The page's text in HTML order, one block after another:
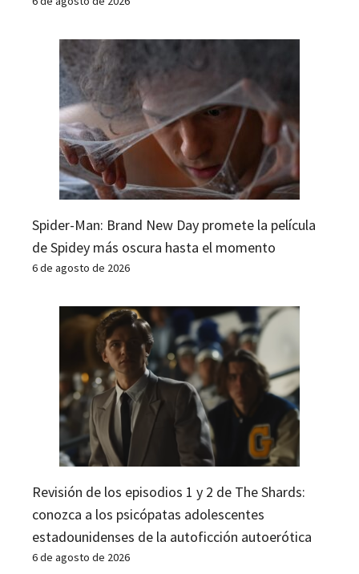
Spider-Man: Brand New Day promete la película
de Spidey más oscura hasta el momento
6 de agosto de 2026
Revisión de los episodios 1 y 2 de The Shards:
conozca a los psicópatas adolescentes
estadounidenses de la autoficción autoerótica
6 de agosto de 2026